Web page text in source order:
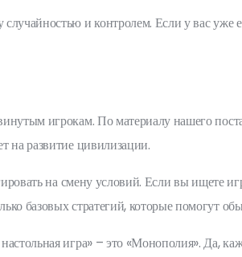
и контролем. Если у вас
игрокам. По материалу нашего
на развитие цивилизации.
на смену условий. Если вы ищете
базовых стратегий, которые помогут
игра» – это «Монополия». Да,